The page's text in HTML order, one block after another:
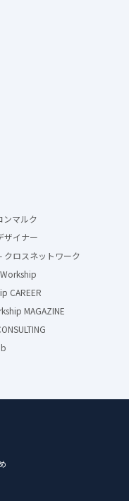
ンマルク
ザイナー
クロスネットワーク
CAREER
MAGAZINE